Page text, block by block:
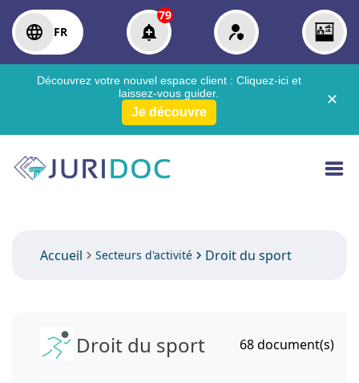
FR
79
Découvrez votre nouvel espace client : Cliquez-ici et
laissez-vous guider.
Je découvre
✕
Accueil Secteurs d'activité Droit du sport
Droit du sport 68document(s)